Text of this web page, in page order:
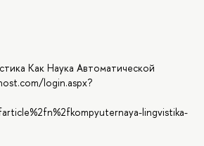
Как Наука Автоматической
login.aspx?
lingvistika-